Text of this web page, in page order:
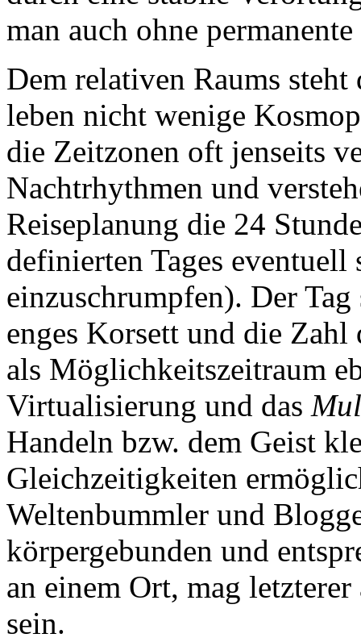
man auch ohne
Dem relativen Raums
leben nicht wenige
die Zeitzonen oft jenseits
Nachtrhythmen und
Reiseplanung die 24
definierten Tages eventuell
einzuschrumpfen). Der
enges Korsett und die Zahl
als Möglichkeitszeitraum
Virtualisierung und das
Handeln bzw. dem Geist
Gleichzeitigkeiten
Weltenbummler und
körpergebunden und
an einem Ort, mag
sein.